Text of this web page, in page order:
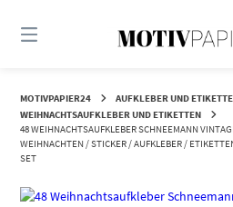
zum
MOTIVPAPIER24
AUFKLEBER UND
WEIHNACHTSAUFKLEBER UND ETIKETTEN
48 WEIHNACHTSAUFKLEBER SCHNEEMANN
WEIHNACHTEN / STICKER / AUFKLEBER /
SET